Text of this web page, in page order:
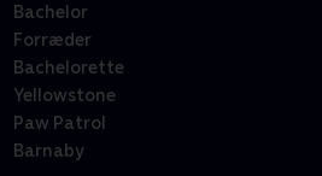
Bachelor
Forræder
Bachelorette
Yellowstone
Paw Patrol
Barnaby